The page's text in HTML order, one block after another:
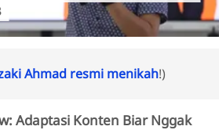
Ahmad resmi menikah!)
Adaptasi Konten Biar Nggak